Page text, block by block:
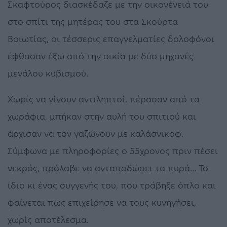
Σκαφτούρος διασκέδαζε με την οικογένειά του
στο σπίτι της μητέρας του στα Σκούρτα
Βοιωτίας, οι τέσσερις επαγγελματίες δολοφόνοι
έφθασαν έξω από την οικία με δύο μηχανές
μεγάλου κυβισμού.
Χωρίς να γίνουν αντιληπτοί, πέρασαν από τα
χωράφια, μπήκαν στην αυλή του σπιτιού και
άρχισαν να τον γαζώνουν με καλάσνικοφ.
Σύμφωνα με πληροφορίες ο 55χρονος πριν πέσει
νεκρός, πρόλαβε να ανταποδώσει τα πυρά… Το
ίδιο κι ένας συγγενής του, που τράβηξε όπλο και
φαίνεται πως επιχείρησε να τους κυνηγήσει,
χωρίς αποτέλεσμα.